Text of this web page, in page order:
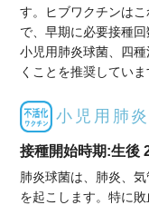
す。ヒブワクチンは
で、早期に必要接種
小児用肺炎球菌、四
くことを推奨していま
小児用肺
接種開始時期:生後
肺炎球菌は、肺炎、
を起こします。特に